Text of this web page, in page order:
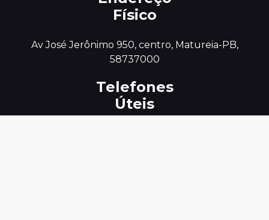
Físico
Telefones
Úteis